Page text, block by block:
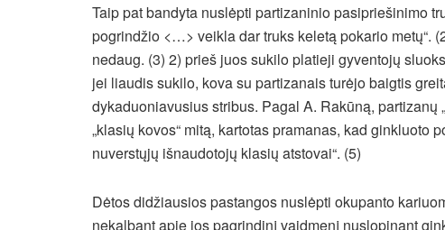
Taip pat bandyta nuslėpti partizaninio pasipriešinimo
pogrindžio <…> veikla dar truks keletą pokario metų“.
nedaug. (3) 2) prieš juos sukilo platieji gyventojų
jei liaudis sukilo, kova su partizanais turėjo baigtis
dykaduoniavusius stribus. Pagal A. Rakūną, partizanų
„klasių kovos“ mitą, kartotas pramanas, kad ginkluoto
nuverstųjų išnaudotojų klasių atstovai“. (5)
Dėtos didžiausios pastangos nuslėpti okupanto
nekalbant apie jos pagrindinį vaidmenį nuslopinant